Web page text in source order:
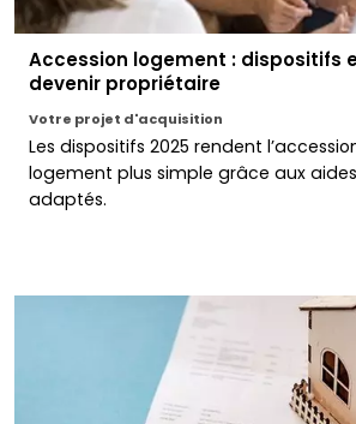
Accession logement : dispositifs
devenir propriétaire
Votre projet d'acquisition
Les dispositifs 2025 rendent
logement plus simple grâce aux
adaptés.